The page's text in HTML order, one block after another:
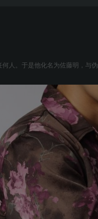
人。于是他化名为佐藤明，